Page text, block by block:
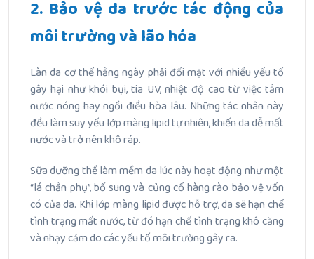
2. Bảo vệ da trước tác động của
môi trường và lão hóa
Làn da cơ thể hằng ngày phải đối mặt với nhiều yếu tố
gây hại như khói bụi, tia UV, nhiệt độ cao từ việc tắm
nước nóng hay ngồi điều hòa lâu. Những tác nhân này
đều làm suy yếu lớp màng lipid tự nhiên, khiến da dễ mất
nước và trở nên khô ráp.
Sữa dưỡng thể làm mềm da lúc này hoạt động như một
“lá chắn phụ”, bổ sung và củng cố hàng rào bảo vệ vốn
có của da. Khi lớp màng lipid được hỗ trợ, da sẽ hạn chế
tình trạng mất nước, từ đó hạn chế tình trạng khô căng
và nhạy cảm do các yếu tố môi trường gây ra.